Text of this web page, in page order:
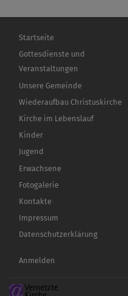
Hauptnavigation
Startseite
Gottesdienste und
Veranstaltungen
Unsere Gemeinde
Wiederaufbau Christuskirche
Kirche im Lebenslauf
Kinder
Jugend
Erwachsene
Fotogalerie
Kontakte
Impressum
Datenschutzerklärung
Benutzermenü
Anmelden